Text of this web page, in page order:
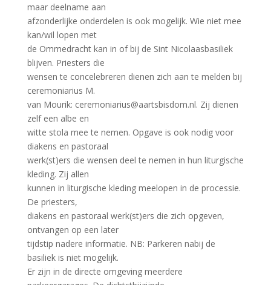
maar deelname aan
afzonderlijke onderdelen is ook mogelijk. Wie niet mee
kan/wil lopen met
de Ommedracht kan in of bij de Sint Nicolaasbasiliek
blijven. Priesters die
wensen te concelebreren dienen zich aan te melden bij
ceremoniarius M.
van Mourik: ceremoniarius@aartsbisdom.nl. Zij dienen
zelf een albe en
witte stola mee te nemen. Opgave is ook nodig voor
diakens en pastoraal
werk(st)ers die wensen deel te nemen in hun liturgische
kleding. Zij allen
kunnen in liturgische kleding meelopen in de processie.
De priesters,
diakens en pastoraal werk(st)ers die zich opgeven,
ontvangen op een later
tijdstip nadere informatie. NB: Parkeren nabij de
basiliek is niet mogelijk.
Er zijn in de directe omgeving meerdere